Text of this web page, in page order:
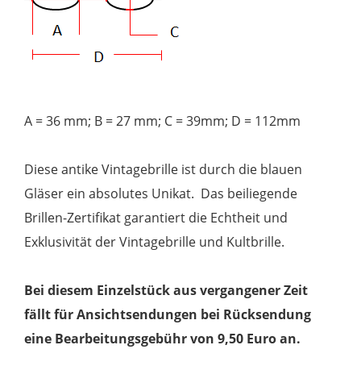
A = 36 mm; B = 27 mm; C = 39mm; D = 112mm
Diese antike Vintagebrille ist durch die blauen
Gläser ein absolutes Unikat. Das beiliegende
Brillen-Zertifikat garantiert die Echtheit und
Exklusivität der Vintagebrille und Kultbrille.
Bei diesem Einzelstück aus vergangener Zeit
fällt für Ansichtsendungen bei Rücksendung
eine Bearbeitungsgebühr von 9,50 Euro an.